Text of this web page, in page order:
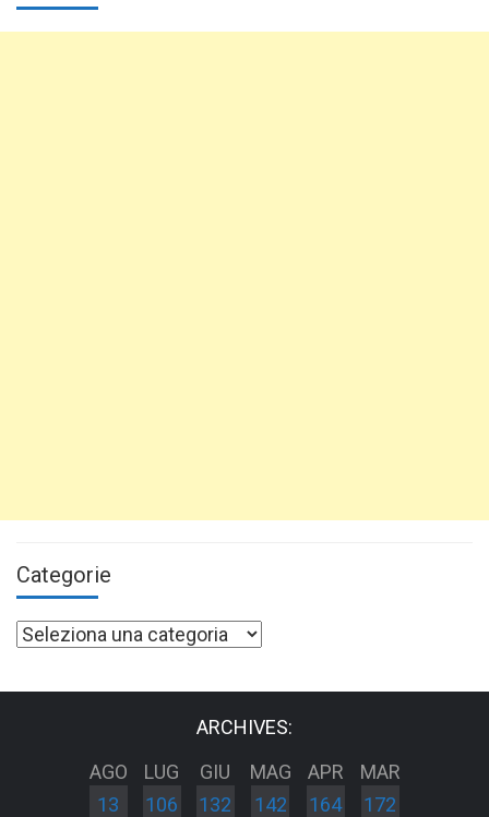
Categorie
Categorie
ARCHIVES:
AGO
13
LUG
106
GIU
132
MAG
142
APR
164
MAR
172